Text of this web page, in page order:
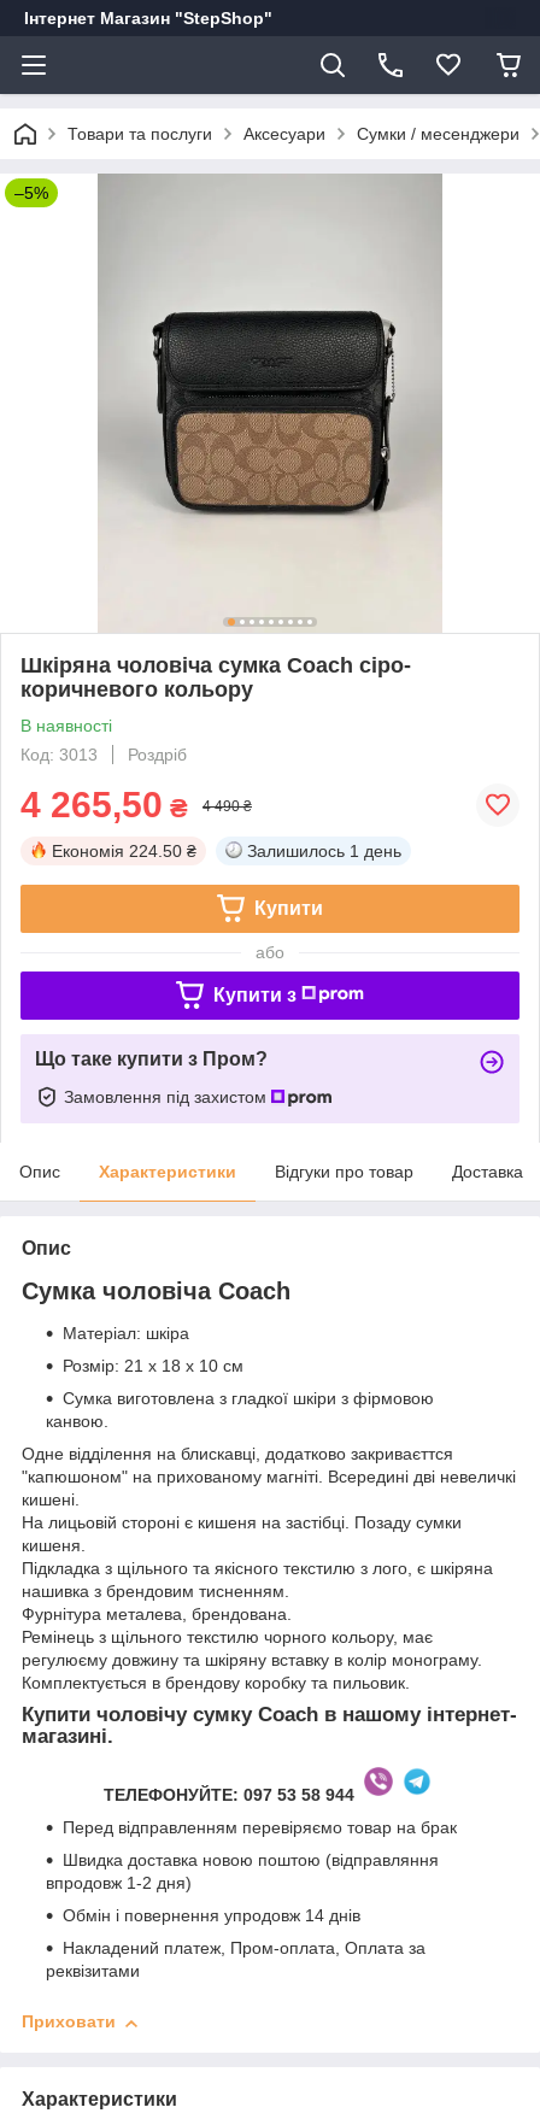
Інтернет Магазин "StepShop"
Товари та послуги Аксесуари Сумки / месенджери
–5%
Шкіряна чоловіча сумка Coach сіро-
коричневого кольору
В наявності
Код: 3013
Роздріб
4 265,50 ₴ 4 490 ₴
Економія 224.50 ₴ Залишилось 1 день
Купити
або
Купити з
Що таке купити з Пром?
Замовлення під захистом
Опис Характеристики Відгуки про товар Доставка
Опис
Сумка чоловіча Coach
Матеріал: шкіра
Розмір: 21 х 18 х 10 см
Сумка виготовлена з гладкої шкіри з фірмовою
канвою.
Одне відділення на блискавці, додатково закриваєттся
"капюшоном" на прихованому магніті. Всередині дві невеличкі
кишені.
На лицьовій стороні є кишеня на застібці. Позаду сумки
кишеня.
Підкладка з щільного та якісного текстилю з лого, є шкіряна
нашивка з брендовим тисненням.
Фурнітура металева, брендована.
Ремінець з щільного текстилю чорного кольору, має
регулюєму довжину та шкіряну вставку в колір монограму.
Комплектується в брендову коробку та пильовик.
Купити чоловічу сумку Coach в нашому інтернет-
магазині.
ТЕЛЕФОНУЙТЕ: 097 53 58 944
Перед відправленням перевіряємо товар на брак
Швидка доставка новою поштою (відправляння
впродовж 1-2 дня)
Обмін і повернення упродовж 14 днів
Накладений платеж, Пром-оплата, Оплата за
реквізитами
Приховати
Характеристики